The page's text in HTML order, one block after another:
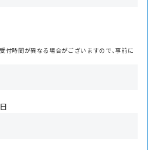
付時間が異なる場合がございますので、事前に